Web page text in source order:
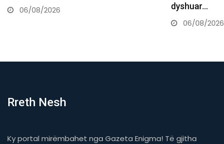
06/08/2026
dyshuar…
06/08/2026
Rreth Nesh
Ky portal mirëmbahet nga Gazeta Enigma! Të gjitha